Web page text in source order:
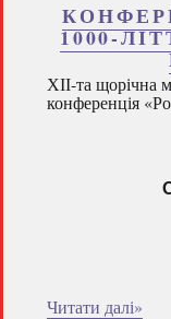
1000-
ХІІ-та щорічна
конференція
Читати далі»